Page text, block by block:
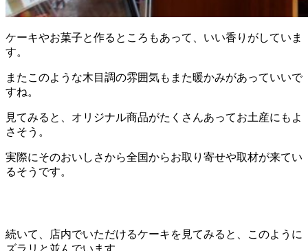
ケーキやお菓子と作るところもあって、いい香りがしていま
す。
またこのような木目調の雰囲気もまた暖かみがあっていいで
すね。
見てみると、オリジナル商品がたくさんあってお土産にもよ
さそう。
実際にそのおいしさから全国からお取り寄せや取材が来てい
るそうです。
続いて、店内でいただけるケーキを見てみると、このように